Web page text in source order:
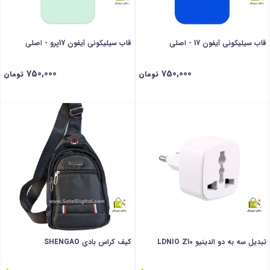
قاب سیلیکونی آیفون 17 - اصلی
750,000 تومان
قاب سیلیکونی آیفون 17پرو - اصلی
750,000 تومان
تبدیل سه به دو الدینیو LDNIO Z10 کیف کراس‌ بادی SHENGAO